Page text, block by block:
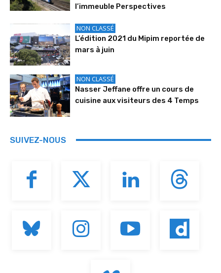
l’immeuble Perspectives
NON CLASSÉ
L’édition 2021 du Mipim reportée de
mars à juin
NON CLASSÉ
Nasser Jeffane offre un cours de
cuisine aux visiteurs des 4 Temps
SUIVEZ-NOUS